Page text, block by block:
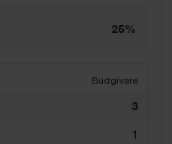
25%
Budgivare
3
1